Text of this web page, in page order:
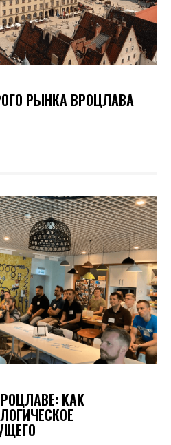
РЫНКА ВРОЦЛАВА
КАК